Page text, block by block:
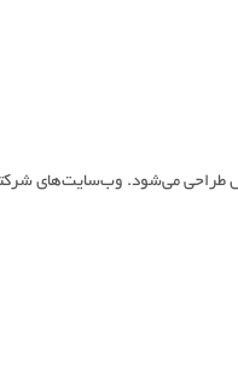
طراحی می‌شود. وب‌سایت‌های